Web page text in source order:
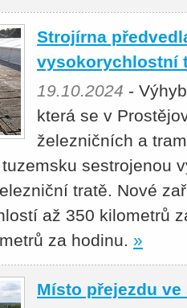
Strojírna
vysokorychlostní
19.10.2024 -
která se v
železničních a
sestrojenou
tratě. Nové
až 350 kilometrů
za hodinu. »
Místo přejezdu